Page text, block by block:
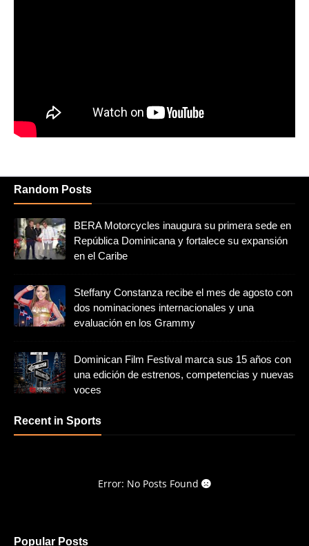
Random Posts
BERA Motorcycles inaugura su primera sede en
República Dominicana y fortalece su expansión
en el Caribe
Steffany Constanza recibe el mes de agosto con
dos nominaciones internacionales y una
evaluación en los Grammy
Dominican Film Festival marca sus 15 años con
una edición de estrenos, competencias y nuevas
voces
Recent in Sports
Error: No Posts Found
Popular Posts